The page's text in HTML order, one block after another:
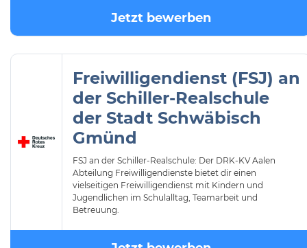
Jetzt bewerben
Freiwilligendienst (FSJ) an
der Schiller-Realschule
der Stadt Schwäbisch
Gmünd
FSJ an der Schiller-Realschule: Der DRK-KV Aalen
Abteilung Freiwilligendienste bietet dir einen
vielseitigen Freiwilligendienst mit Kindern und
Jugendlichen im Schulalltag, Teamarbeit und
Betreuung.